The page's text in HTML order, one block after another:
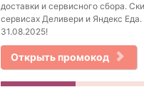
доставки и сервисного сбора.
сервисах Деливери и Яндекс
31.08.2025!
Открыть промокод